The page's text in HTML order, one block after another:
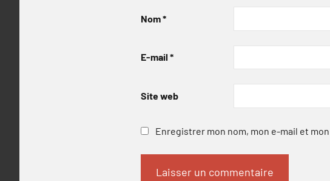
Nom*
E-mail *
Site web
Enregistrer mon nom, mon e-mail et